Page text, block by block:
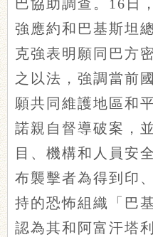
巴協助調查。16日
強應約和巴基斯坦
克強表明願同巴方
之以法，強調當前
願共同維護地區和
諾親自督導破案，
目、機構和人員安
布襲擊者為得到印
持的恐怖組織「巴
認為其和阿富汗塔